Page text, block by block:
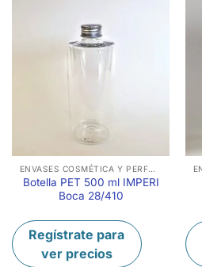
ENVASES COSMÉTICA Y PERFUMERÍA
Botella PET 500 ml IMPERI
Boca 28/410
Regístrate para
ver precios